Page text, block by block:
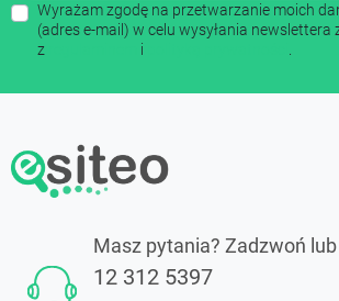
Wyrażam zgodę na przetwarzanie moich
(adres e-mail) w celu wysyłania newslettera
z
i
Masz pytania? Zadzwoń
12 312 5397